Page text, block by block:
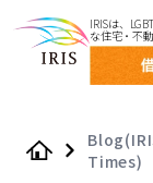
IRISは、
な住宅・不
Times)